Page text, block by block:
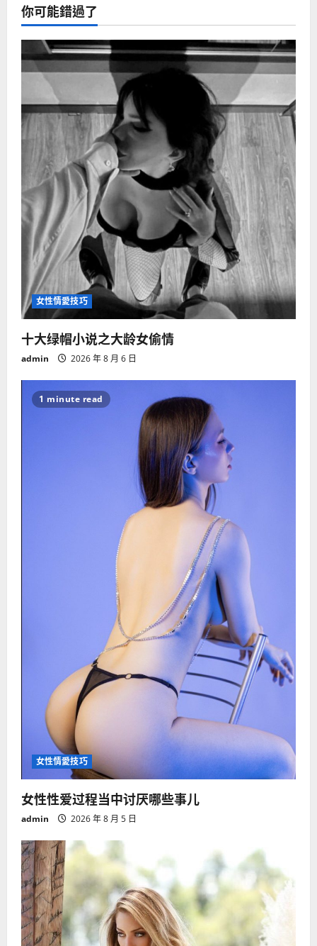
你可能錯過了
女性情愛技巧
十大绿帽小说之大龄女偷情
admin 2026 年 8 月 6 日
1 minute read
女性情愛技巧
女性性爱过程当中讨厌哪些事儿
admin 2026 年 8 月 5 日